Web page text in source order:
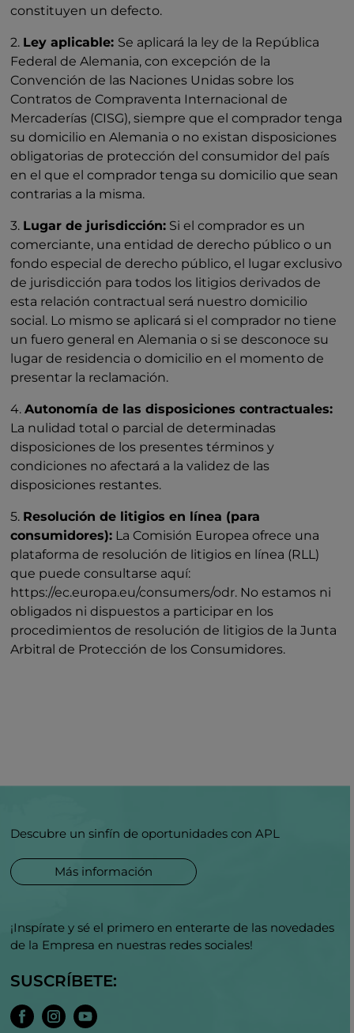
constituyen un defecto.
2. Ley aplicable: Se aplicará la ley de la República
Federal de Alemania, con excepción de la
Convención de las Naciones Unidas sobre los
Contratos de Compraventa Internacional de
Mercaderías (CISG), siempre que el comprador tenga
su domicilio en Alemania o no existan disposiciones
obligatorias de protección del consumidor del país
en el que el comprador tenga su domicilio que sean
contrarias a la misma.
3. Lugar de jurisdicción: Si el comprador es un
comerciante, una entidad de derecho público o un
fondo especial de derecho público, el lugar exclusivo
de jurisdicción para todos los litigios derivados de
esta relación contractual será nuestro domicilio
social. Lo mismo se aplicará si el comprador no tiene
un fuero general en Alemania o si se desconoce su
lugar de residencia o domicilio en el momento de
presentar la reclamación.
4.Autonomía de las disposiciones contractuales:
La nulidad total o parcial de determinadas
disposiciones de los presentes términos y
condiciones no afectará a la validez de las
disposiciones restantes.
5. Resolución de litigios en línea (para
consumidores): La Comisión Europea ofrece una
plataforma de resolución de litigios en línea (RLL)
que puede consultarse aquí:
https://ec.europa.eu/consumers/odr. No estamos ni
obligados ni dispuestos a participar en los
procedimientos de resolución de litigios de la Junta
Arbitral de Protección de los Consumidores.
Descubre un sinfín de oportunidades con APL
Más información
¡Inspírate y sé el primero en enterarte de las novedades
de la Empresa en nuestras redes sociales!
SUSCRÍBETE: